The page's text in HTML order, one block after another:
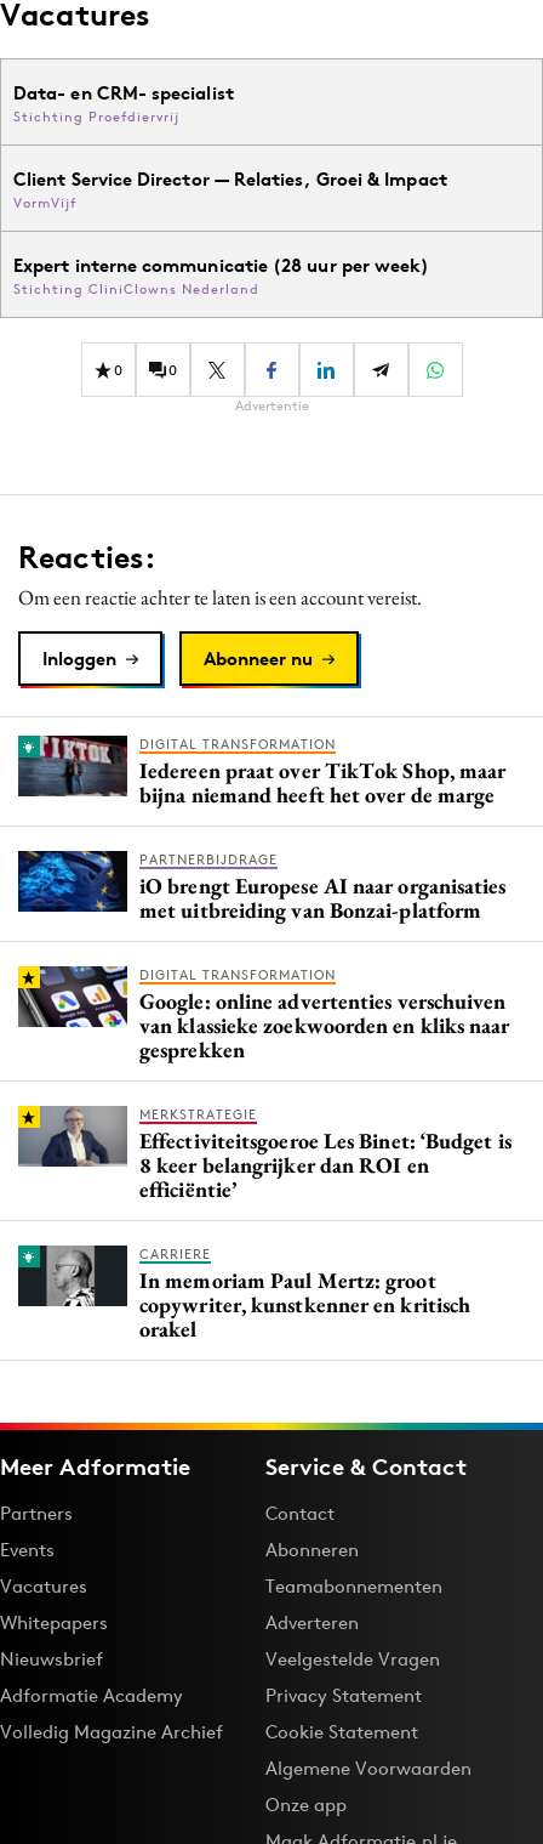
Vacatures
Data- en CRM- specialist
Stichting Proefdiervrij
Client Service Director — Relaties, Groei & Impact
VormVijf
Expert interne communicatie (28 uur per week)
Stichting CliniClowns Nederland
0 0
Advertentie
Reacties:
Om een reactie achter te laten is een account vereist.
Inloggen Abonneer nu
DIGITAL TRANSFORMATION
Iedereen praat over TikTok Shop, maar
bijna niemand heeft het over de marge
PARTNERBIJDRAGE
iO brengt Europese AI naar organisaties
met uitbreiding van Bonzai-platform
DIGITAL TRANSFORMATION
Google: online advertenties verschuiven
van klassieke zoekwoorden en kliks naar
gesprekken
MERKSTRATEGIE
Effectiviteitsgoeroe Les Binet: ‘Budget is
8 keer belangrijker dan ROI en
efficiëntie’
CARRIERE
In memoriam Paul Mertz: groot
copywriter, kunstkenner en kritisch
orakel
Meer Adformatie
Partners
Events
Vacatures
Whitepapers
Nieuwsbrief
Adformatie Academy
Volledig Magazine Archief
Service & Contact
Contact
Abonneren
Teamabonnementen
Adverteren
Veelgestelde Vragen
Privacy Statement
Cookie Statement
Algemene Voorwaarden
Onze app